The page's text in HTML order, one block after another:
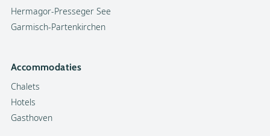
Hermagor-Presseger See
Garmisch-Partenkirchen
Accommodaties
Chalets
Hotels
Gasthoven